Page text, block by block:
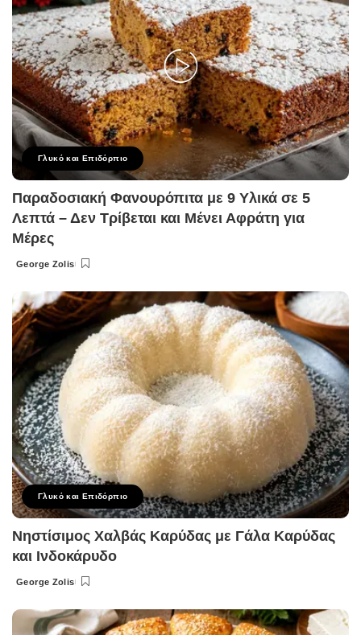
Γλυκό και Επιδόρπιο
Παραδοσιακή Φανουρόπιτα με 9 Υλικά σε 5
Λεπτά – Δεν Τρίβεται και Μένει Αφράτη για
Μέρες
Posted
George Zolis
Γλυκό και Επιδόρπιο
Νηστίσιμος Χαλβάς Καρύδας με Γάλα Καρύδας
και Ινδοκάρυδο
Posted
George Zolis